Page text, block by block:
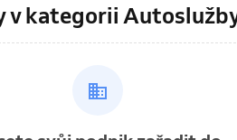
v kategorii